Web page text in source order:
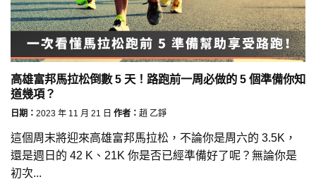
高雄富邦馬拉松倒數 5 天！路跑前一周必做的 5 個準備你知
道幾項？
日期： 2023 年 11 月 21 日 作者： 趙 乙錚
這個周末將迎來高雄富邦馬拉松，不論你是周六的 3.5K，
還是週日的 42 K、21K 你是否已經準備好了呢？無論你是
初次...